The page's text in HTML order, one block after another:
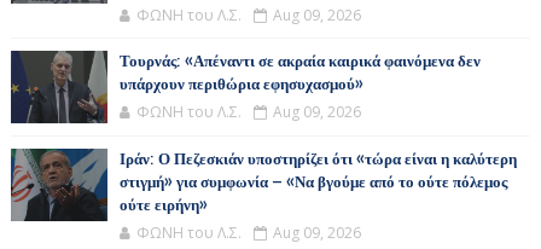
ΦΩΝΗ του Λ.Σ. Aug 09, 2026
Τουρνάς: «Απέναντι σε ακραία καιρικά φαινόμενα δεν
υπάρχουν περιθώρια εφησυχασμού»
ΦΩΝΗ του Λ.Σ. Aug 09, 2026
Ιράν: Ο Πεζεσκιάν υποστηρίζει ότι «τώρα είναι η καλύτερη
στιγμή» για συμφωνία – «Να βγούμε από το ούτε πόλεμος
ούτε ειρήνη»
ΦΩΝΗ του Λ.Σ. Aug 09, 2026